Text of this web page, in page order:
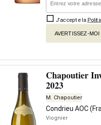
J'accepte la
AVERTISSEZ-MOI
Chapoutier
2023
M. Chapoutier
Condrieu AOC
Viognier